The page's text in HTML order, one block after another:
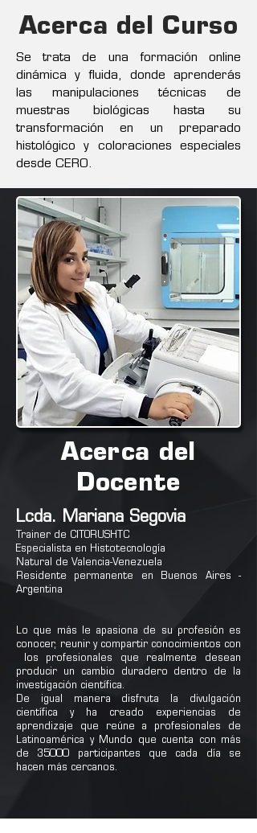
Acerca del Curso
Se trata de una formación online
dinámica y fluida, donde aprenderás
las manipulaciones técnicas de
muestras biológicas hasta su
transformación en un preparado
histológico y coloraciones especiales
desde CERO.
Acerca del
Docente
Lcda. Mariana Segovia
Trainer de CITORUSHTC
Especialista en Histotecnología
Natural de Valencia-Venezuela
Residente permanente en Buenos Aires -
Argentina
Lo que más le apasiona de su profesión es
conocer, reunir y compartir conocimientos con
los profesionales que realmente desean
producir un cambio duradero dentro de la
investigación científica.
De igual manera disfruta la divulgación
científica y ha creado experiencias de
aprendizaje que reúne a profesionales de
Latinoamérica y Mundo que cuenta con más
de 35000 participantes que cada día se
hacen más cercanos.